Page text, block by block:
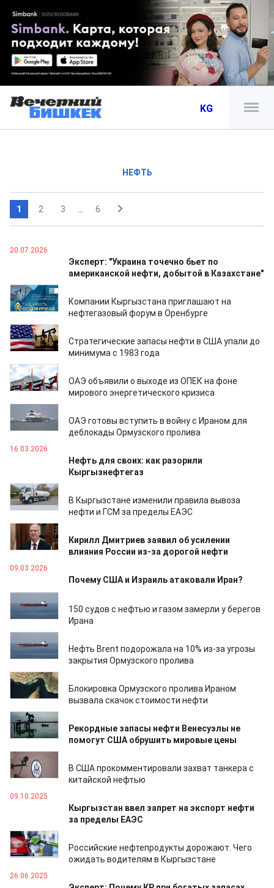
KG
НЕФТЬ
1 2 3 6
20.07.2026
Эксперт: "Украина точечно бьет по
американской нефти, добытой в Казахстане"
24.06.2026
Компании Кыргызстана приглашают на
нефтегазовый форум в Оренбурге
17.06.2026
Стратегические запасы нефти в США упали до
минимума с 1983 года
30.04.2026
ОАЭ объявили о выходе из ОПЕК на фоне
мирового энергетического кризиса
02.04.2026
ОАЭ готовы вступить в войну с Ираном для
деблокады Ормузского пролива
16.03.2026
Нефть для своих: как разорили
Кыргызнефтегаз
10.03.2026
В Кыргызстане изменили правила вывоза
нефти и ГСМ за пределы ЕАЭС
10.03.2026
Кирилл Дмитриев заявил об усилении
влияния России из-за дорогой нефти
09.03.2026
Почему США и Израиль атаковали Иран?
150 судов с нефтью и газом замерли у берегов
Ирана
Нефть Brent подорожала на 10% из-за угрозы
закрытия Ормузского пролива
19.02.2026
Блокировка Ормузского пролива Ираном
вызвала скачок стоимости нефти
12.01.2026
Рекордные запасы нефти Венесуэлы не
помогут США обрушить мировые цены
22.12.2025
В США прокомментировали захват танкера с
китайской нефтью
09.10.2025
Кыргызстан ввел запрет на экспорт нефти
за пределы ЕАЭС
25.08.2025
Российские нефтепродукты дорожают. Чего
ожидать водителям в Кыргызстане
26.06.2025